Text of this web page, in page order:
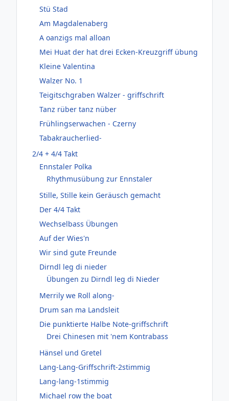
Stü Stad
Am Magdalenaberg
A oanzigs mal alloan
Mei Huat der hat drei Ecken-Kreuzgriff übung
Kleine Valentina
Walzer No. 1
Teigitschgraben Walzer - griffschrift
Tanz rüber tanz nüber
Frühlingserwachen - Czerny
Tabakraucherlied-
2/4 + 4/4 Takt
Ennstaler Polka
Rhythmusübung zur Ennstaler
Stille, Stille kein Geräusch gemacht
Der 4/4 Takt
Wechselbass Übungen
Auf der Wies'n
Wir sind gute Freunde
Dirndl leg di nieder
Übungen zu Dirndl leg di Nieder
Merrily we Roll along-
Drum san ma Landsleit
Die punktierte Halbe Note-griffschrift
Drei Chinesen mit 'nem Kontrabass
Hänsel und Gretel
Lang-Lang-Griffschrift-2stimmig
Lang-lang-1stimmig
Michael row the boat